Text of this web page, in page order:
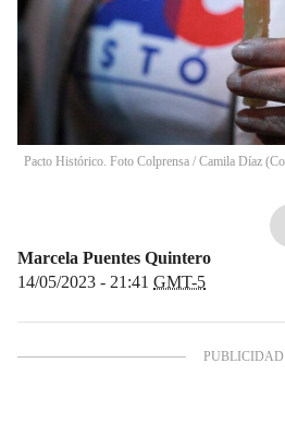
Pacto Histórico. Foto Colprensa / Camila Díaz (
Marcela Puentes Quintero
14/05/2023 - 21:41 GMT-5